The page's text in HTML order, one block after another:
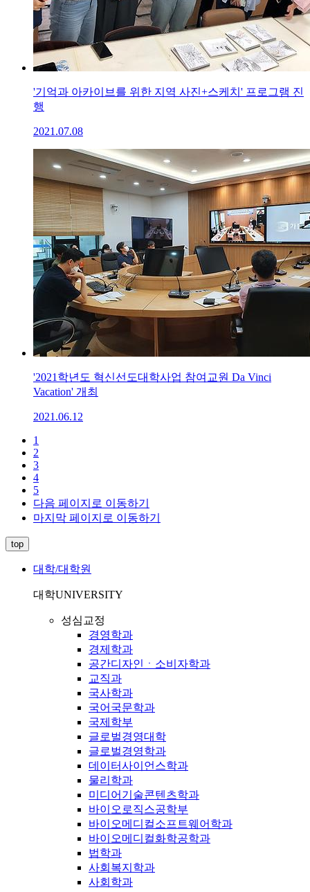
'기억과 아카이브를 위한 지역 사진+스케치' 프로그램 진
행
2021.07.08
'2021학년도 혁신선도대학사업 참여교원 Da Vinci
Vacation' 개최
2021.06.12
1
2
3
4
5
다음 페이지로 이동하기
마지막 페이지로 이동하기
top
대학/대학원
대학UNIVERSITY
성심교정
경영학과
경제학과
공간디자인ㆍ소비자학과
교직과
국사학과
국어국문학과
국제학부
글로벌경영대학
글로벌경영학과
데이터사이언스학과
물리학과
미디어기술콘텐츠학과
바이오로직스공학부
바이오메디컬소프트웨어학과
바이오메디컬화학공학과
법학과
사회복지학과
사회학과